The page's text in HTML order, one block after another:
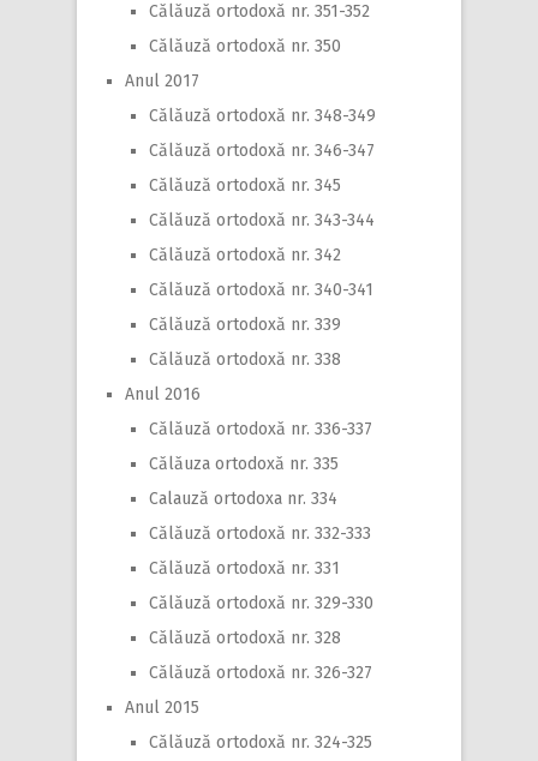
Călăuză ortodoxă nr. 351-352
Călăuză ortodoxă nr. 350
Anul 2017
Călăuză ortodoxă nr. 348-349
Călăuză ortodoxă nr. 346-347
Călăuză ortodoxă nr. 345
Călăuză ortodoxă nr. 343-344
Călăuză ortodoxă nr. 342
Călăuză ortodoxă nr. 340-341
Călăuză ortodoxă nr. 339
Călăuză ortodoxă nr. 338
Anul 2016
Călăuză ortodoxă nr. 336-337
Călăuza ortodoxă nr. 335
Calauză ortodoxa nr. 334
Călăuză ortodoxă nr. 332-333
Călăuză ortodoxă nr. 331
Călăuză ortodoxă nr. 329-330
Călăuză ortodoxă nr. 328
Călăuză ortodoxă nr. 326-327
Anul 2015
Călăuză ortodoxă nr. 324-325